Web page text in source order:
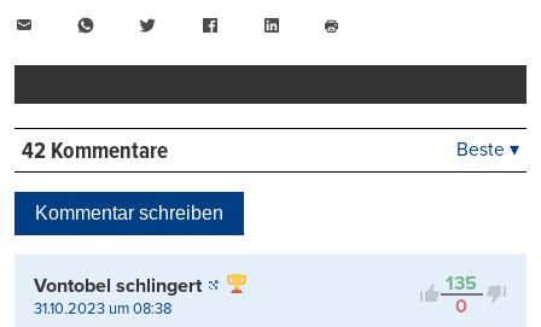
WhatsAppTwitter FacebookLinkedIn
drucken
42 Kommentare
Kontrovers
Beste ▾
Kommentar schreiben
135
0
Vontobel schlingert
31.10.2023 um 08:38